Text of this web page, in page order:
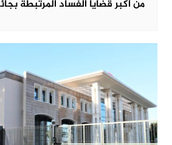
من أكبر قضايا الفساد المرتبطة